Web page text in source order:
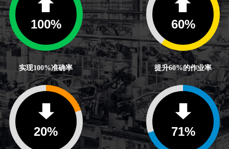
100%
实现100%准确率
60%
提升60%的作业率
20% 71%